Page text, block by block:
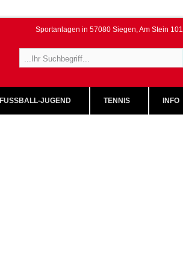
Sportanlagen in 57080 Siegen, Am Stein 101
FUSSBALL-JUGEND TENNIS INFO